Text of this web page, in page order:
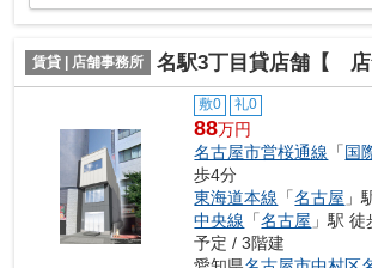
賃貸 | 店舗事務所 名駅3丁目貸店舗【 店舗系
敷0 礼0
88万円
名古屋市営桜通線 「国
歩4分
東海道本線 「名古屋 」
中央線 「名古屋 」駅
予定 / 3階建